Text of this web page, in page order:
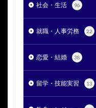
社会・生活 96
就職・人事労務 22
恋愛・結婚 38
留学・技能実習 13